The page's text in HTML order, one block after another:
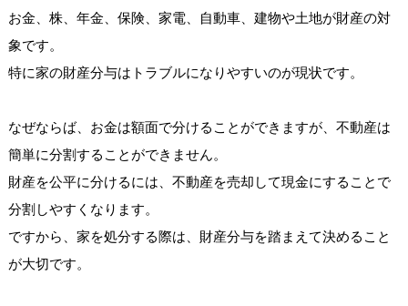
お金、株、年金、保険、家電、自動車、建物や土地が財産の対
象です。
特に家の財産分与はトラブルになりやすいのが現状です。
なぜならば、お金は額面で分けることができますが、不動産は
簡単に分割することができません。
財産を公平に分けるには、不動産を売却して現金にすることで
分割しやすくなります。
ですから、家を処分する際は、財産分与を踏まえて決めること
が大切です。